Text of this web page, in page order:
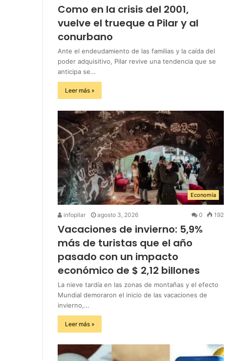
Como en la crisis del 2001,
vuelve el trueque a Pilar y al
conurbano
Ante el endeudamiento de las familias y la caída del
poder adquisitivo, Pilar revive una tendencia que se
anticipa se…
Leer más »
Economía
infopilar agosto 3, 2026 0 192
Vacaciones de invierno: 5,9%
más de turistas que el año
pasado con un impacto
económico de $ 2,12 billones
La nieve tardía en las zonas de montañas y el efecto
Mundial demoraron el inicio de las vacaciones de
invierno,…
Leer más »